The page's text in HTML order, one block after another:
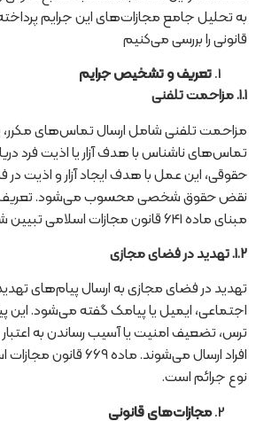
به تحلیل جامع مجازات‌های این جرایم
قانونی را بررسی می‌کنیم
تعریف و تشخیص جرایم
1.1. مزاحمت تلفنی
مزاحمت تلفنی شامل ارسال تماس‌های مکرر،
تماس‌های ناشناس با هدف آزار یا اذیت فرد
حقوقی، این عمل با هدف ایجاد آزار و اذیت
نقض حقوق شخصی محسوب می‌شود. تعریف و
مبنای ماده 641 قانون مجازات اسلامی تبیین شده است.
1.2. تهدید در فضای مجازی
تهدید در فضای مجازی به ارسال پیام‌های
اجتماعی، ایمیل یا پیامک گفته می‌شود. این
ترس، تضعیف امنیت یا آسیب رساندن به اعتبار
افراد ارسال می‌شوند.
نوع جرائم است.
مجازات‌های قانونی